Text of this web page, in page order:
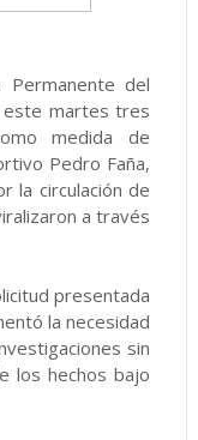
Permanente del
este martes tres
medida de
Pedro Faña,
la circulación de
a través
presentada
la necesidad
sin
los hechos bajo